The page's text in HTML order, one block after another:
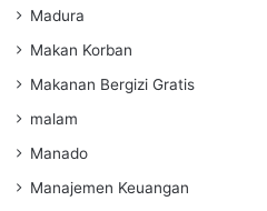
Madura
Makan Korban
Makanan Bergizi Gratis
malam
Manado
Manajemen Keuangan